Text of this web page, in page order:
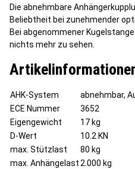
Die abnehmbare
Beliebtheit bei zunehmender
Bei abgenommener
nichts mehr zu sehen.
AHK-System
abnehmbar,
ECE Nummer
3652
Eigengewicht
17 kg
D-Wert
10.2 KN
max. Stützlast
80 kg
max. Anhängelast 2.000 kg